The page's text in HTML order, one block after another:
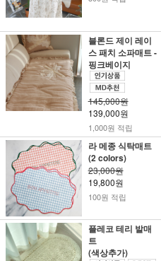
블론드 제이 레이
스 패치 소파매트 -
핑크베이지
145,000원
139,000원
1,000원 적립
라 메종 식탁매트
(2 colors)
23,000원
19,800원
100원 적립
플레코 테리 발매
트
(색상추가)